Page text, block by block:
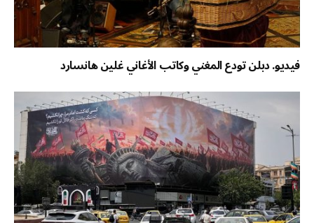
فيديو. دبلن تودع المغني وكاتب الأغاني غلين هانسارد